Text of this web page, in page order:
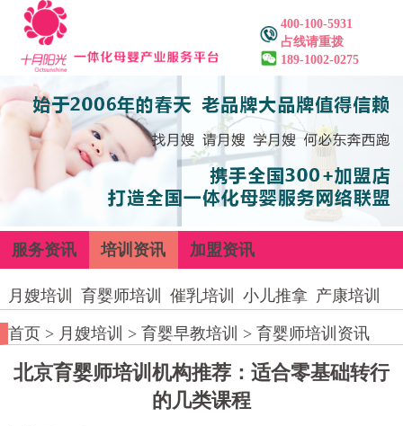
400-100-5931
占线请重拨
189-1002-0275
服务资讯 培训资讯 加盟资讯
月嫂培训 育婴师培训 催乳培训 小儿推拿 产康培训
首页> 月嫂培训 > 育婴早教培训 > 育婴师培训资讯
北京育婴师培训机构推荐：适合零基础转行
的几类课程